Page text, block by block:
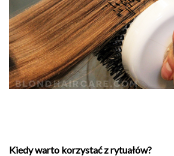
Kiedy warto korzystać z rytuałów?